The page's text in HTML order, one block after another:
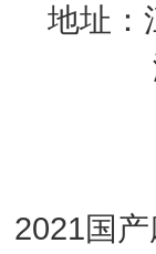
地址：
2021国